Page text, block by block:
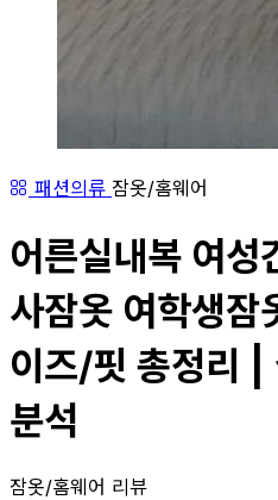
패션의류 잠옷/홈웨어
어른실내복 여성
사잠옷 여학생
이즈/핏 총정리 |
분석
잠옷/홈웨어 리뷰